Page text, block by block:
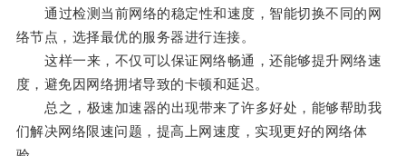
通过检测当前网络的稳定性和速度，智能切换不同的网
络节点，选择最优的服务器进行连接。
这样一来，不仅可以保证网络畅通，还能够提升网络速
度，避免因网络拥堵导致的卡顿和延迟。
总之，极速加速器的出现带来了许多好处，能够帮助我
们解决网络限速问题，提高上网速度，实现更好的网络体